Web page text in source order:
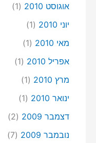
אוגוסט 2010
(1)
יוני 2010
(1)
מאי 2010
(1)
אפריל 2010
(1)
מרץ 2010
(1)
ינואר 2010
(1)
דצמבר 2009
(2)
נובמבר 2009
(7)